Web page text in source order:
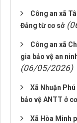
Công an xã
Đảng từ cơ sở
Công an xã
gia bảo vệ an
(06/05/2026)
Xã Nhuận
bảo vệ ANTT ở
Xã Hòa Minh